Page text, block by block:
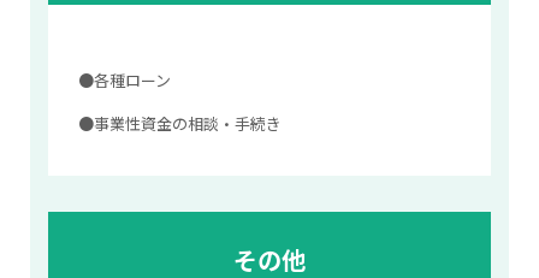
●各種ローン
●事業性資金の相談・手続き
その他